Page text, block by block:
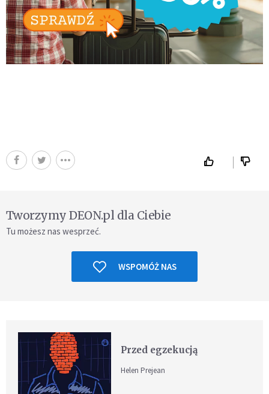
Tworzymy DEON.pl dla Ciebie
Tu możesz nas wesprzeć.
WSPOMÓŻ NAS
Przed egzekucją
Helen Prejean